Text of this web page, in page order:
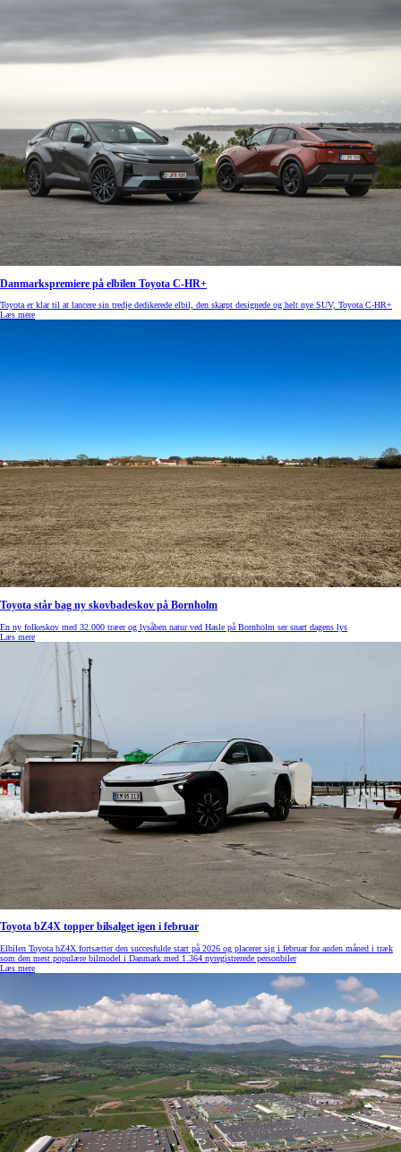
Danmarkspremiere på elbilen Toyota C-HR+
Toyota er klar til at lancere sin tredje dedikerede elbil, den skarpt designede og helt nye SUV, Toyota C-HR+
Læs mere
Toyota står bag ny skovbadeskov på Bornholm
En ny folkeskov med 32.000 træer og lysåben natur ved Hasle på Bornholm ser snart dagens lys
Læs mere
Toyota bZ4X topper bilsalget igen i februar
Elbilen Toyota bZ4X fortsætter den succesfulde start på 2026 og placerer sig i februar for anden måned i træk
som den mest populære bilmodel i Danmark med 1.364 nyregistrerede personbiler
Læs mere